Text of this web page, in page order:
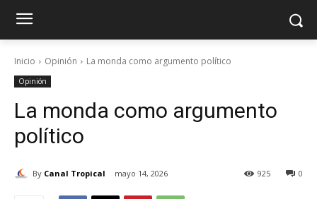
Inicio Opinión La monda como argumento político
Opinión
La monda como argumento
político
By Canal Tropical mayo 14, 2026 0
925